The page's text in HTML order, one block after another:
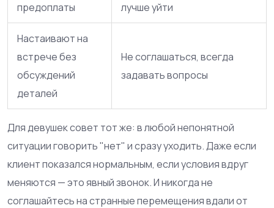
предоплаты
лучше уйти
Настаивают на
встрече без
обсуждений
деталей
Не соглашаться, всегда
задавать вопросы
Для девушек совет тот же: в любой непонятной
ситуации говорить "нет" и сразу уходить. Даже если
клиент показался нормальным, если условия вдруг
меняются — это явный звонок. И никогда не
соглашайтесь на странные перемещения вдали от